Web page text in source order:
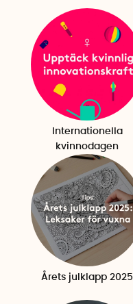
Internationella
kvinnodagen
Årets julklapp 2025